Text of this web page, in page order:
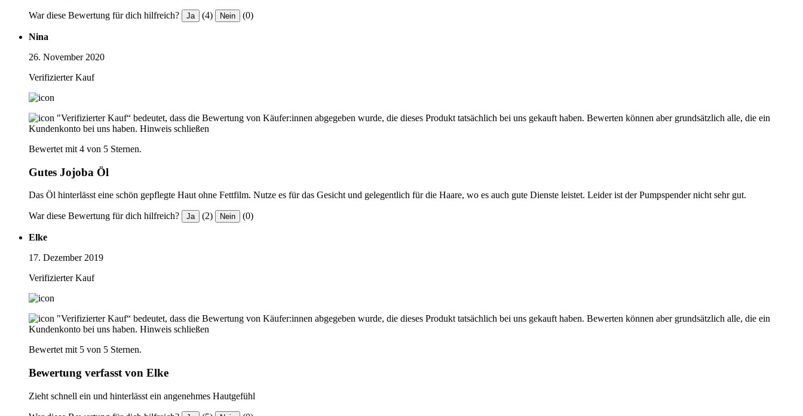
War diese Bewertung für dich hilfreich? Ja (4) Nein (0)
Nina
26. November 2020
Verifizierter Kauf
"Verifizierter Kauf“ bedeutet, dass die Bewertung von Käufer:innen abgegeben wurde, die dieses Produkt tatsächlich bei uns gekauft haben. Bewerten können aber grundsätzlich alle, die ein
Kundenkonto bei uns haben. Hinweis schließen
Bewertet mit 4 von 5 Sternen.
Gutes Jojoba Öl
Das Öl hinterlässt eine schön gepflegte Haut ohne Fettfilm. Nutze es für das Gesicht und gelegentlich für die Haare, wo es auch gute Dienste leistet. Leider ist der Pumpspender nicht sehr gut.
War diese Bewertung für dich hilfreich? Ja (2) Nein (0)
Elke
17. Dezember 2019
Verifizierter Kauf
"Verifizierter Kauf“ bedeutet, dass die Bewertung von Käufer:innen abgegeben wurde, die dieses Produkt tatsächlich bei uns gekauft haben. Bewerten können aber grundsätzlich alle, die ein
Kundenkonto bei uns haben. Hinweis schließen
Bewertet mit 5 von 5 Sternen.
Bewertung verfasst von Elke
Zieht schnell ein und hinterlässt ein angenehmes Hautgefühl